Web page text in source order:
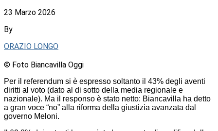
23 Marzo 2026
By
ORAZIO LONGO
© Foto Biancavilla Oggi
Per il referendum si è espresso soltanto il 43% degli aventi
diritti al voto (dato al di sotto della media regionale e
nazionale). Ma il responso è stato netto: Biancavilla ha detto
a gran voce “no” alla riforma della giustizia avanzata dal
governo Meloni.